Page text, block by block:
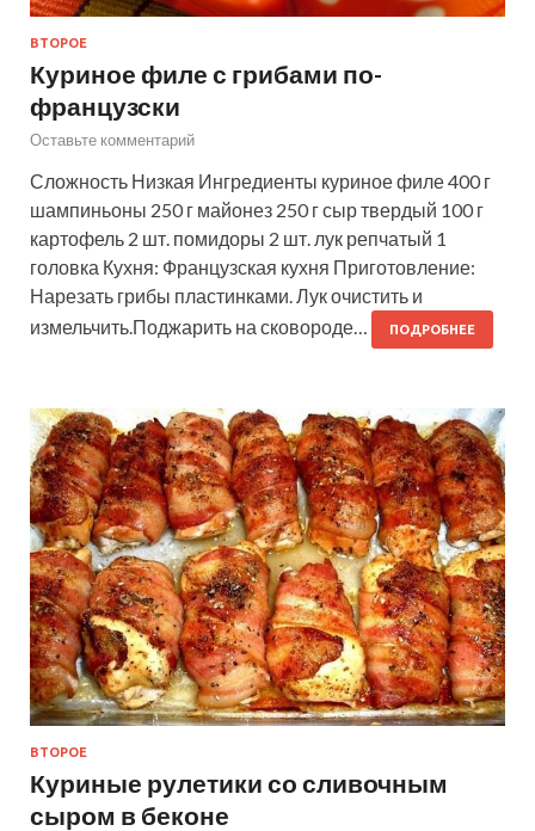
ВТОРОЕ
Куриное филе с грибами по-
французски
Оставьте комментарий
Сложность Низкая Ингредиенты куриное филе 400 г
шампиньоны 250 г майонез 250 г сыр твердый 100 г
картофель 2 шт. помидоры 2 шт. лук репчатый 1
головка Кухня: Французская кухня Приготовление:
Нарезать грибы пластинками. Лук очистить и
измельчить.Поджарить на сковороде…
ПОДРОБНЕЕ
ВТОРОЕ
Куриные рулетики со сливочным
сыром в беконе